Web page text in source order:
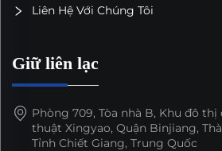
Liên Hệ Với Chúng Tôi
Giữ liên lạc
Phòng 709, Tòa nhà B, Khu đô
thuật Xingyao, Quận Binjiang,
Tỉnh Chiết Giang, Trung Quốc